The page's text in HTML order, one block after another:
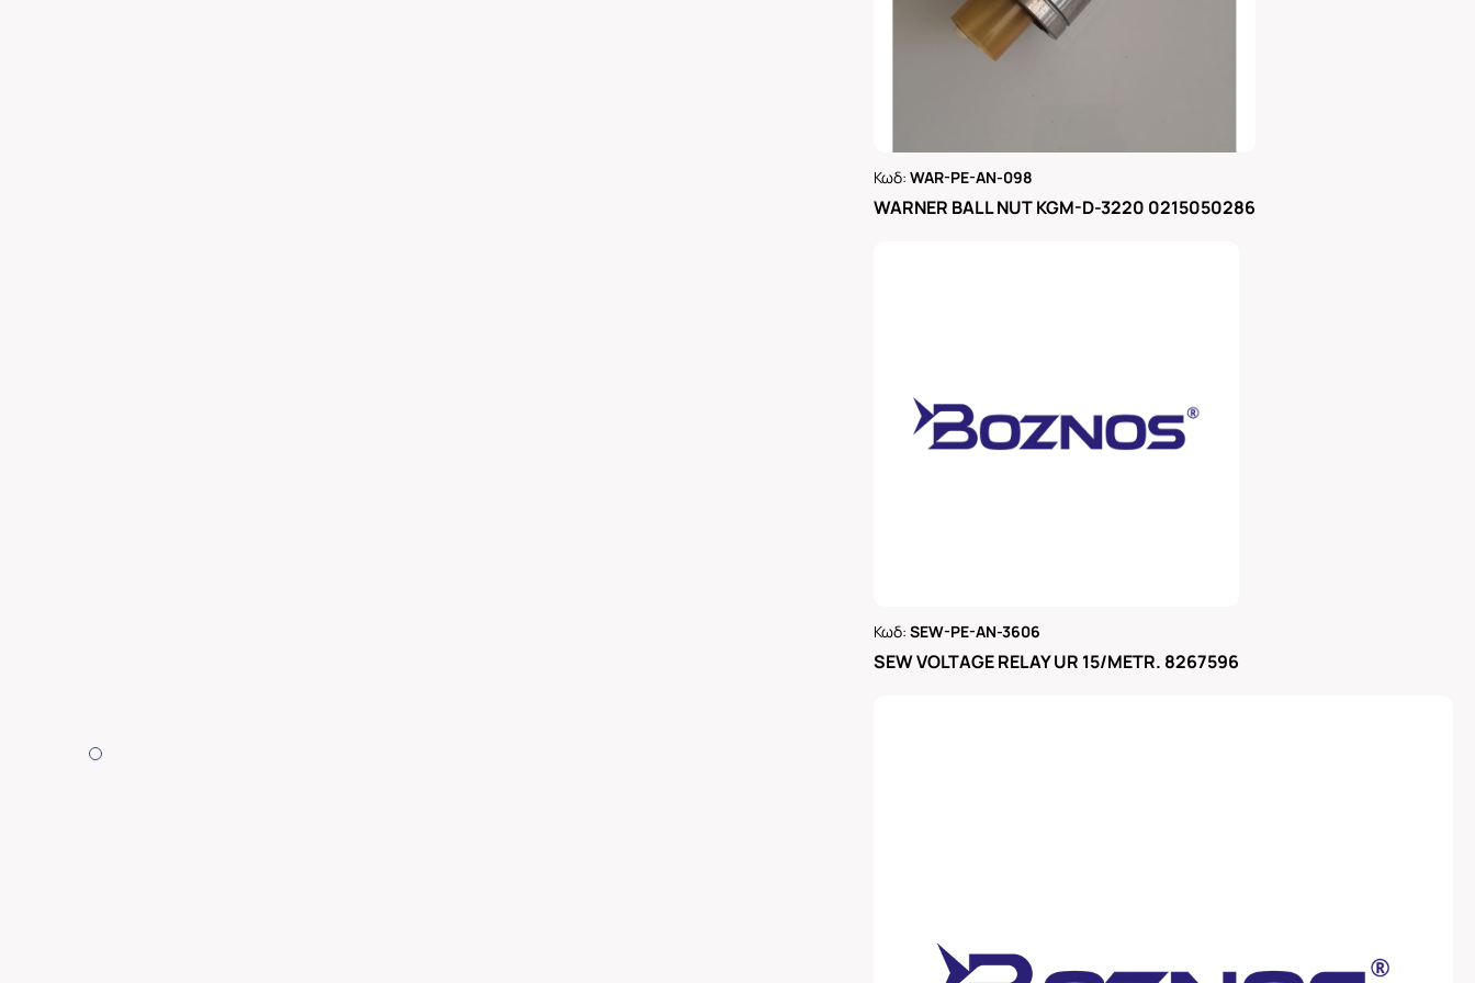
Ρωτήστε μας
Κωδ: WAR-PE-AN-098
WARNER BALL NUT KGM-D-3220 0215050286
Ρωτήστε μας
Κωδ: SEW-PE-AN-3606
SEW VOLTAGE RELAY UR 15/METR. 8267596